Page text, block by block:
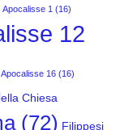
Apocalisse 1 (16)
12
Apocalisse 16 (16)
Chiesa
(72) Filippesi